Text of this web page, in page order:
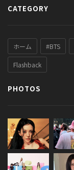
CATEGORY
ホーム #BTS
Flashback
PHOTOS